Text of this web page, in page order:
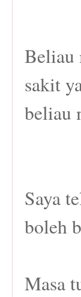
Beliau
sakit
beliau
Saya
boleh
Masa